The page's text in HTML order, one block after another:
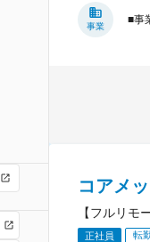
事業
■事
コアメ
【フルリ
正社員 転